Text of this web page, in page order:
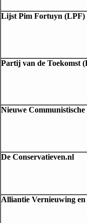
Lijst Pim Fortuyn (LPF)
Partij van de Toekomst
Nieuwe
De Conservatieven.nl
Alliantie Vernieuwing en